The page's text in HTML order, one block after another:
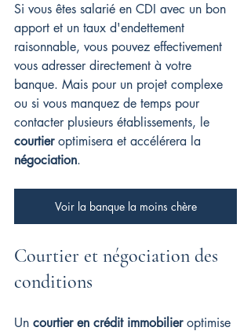
Si vous êtes salarié en CDI avec un bon
apport et un taux d'endettement
raisonnable, vous pouvez effectivement
vous adresser directement à votre
banque. Mais pour un projet complexe
ou si vous manquez de temps pour
contacter plusieurs établissements, le
courtier optimisera et accélérera la
négociation.
Voir la banque la moins chère
Courtier et négociation des
conditions
Un courtier en crédit immobilier optimise